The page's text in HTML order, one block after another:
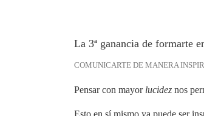
La 3ª ganancia de formarte
COMUNICARTE DE MANERA
Pensar con mayorlucidez nos
Esto en sí mismo ya puede ser